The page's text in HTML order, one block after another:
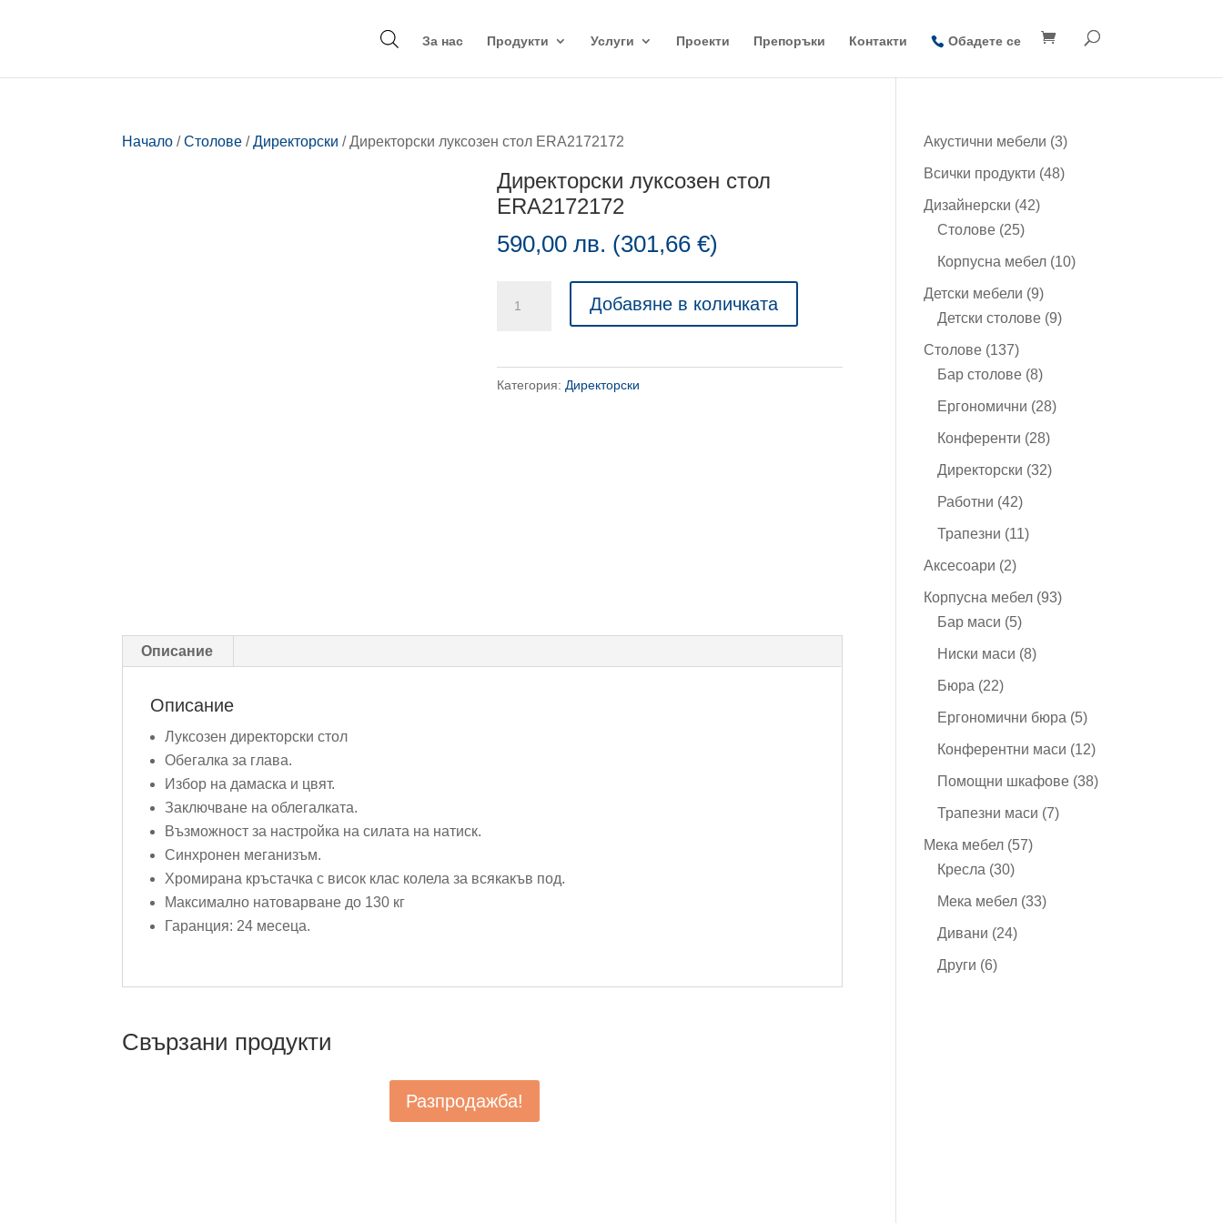
За нас Продукти Услуги Проекти Препоръки Контакти Обадете се
Начало /Столове /Директорски / Директорски луксозен стол ERA2172172
Директорски луксозен стол
ERA2172172
590,00лв. (301,66€)
луксозен
стол
Добавяне в количката
Категория: Директорски
Описание
Описание
Луксозен директорски стол
Обегалка за глава.
Избор на дамаска и цвят.
Заключване на облегалката.
Възможност за настройка на силата на натиск.
Синхронен меганизъм.
Хромирана кръстачка с висок клас колела за всякакъв под.
Максимално натоварване до 130 кг
Гаранция: 24 месеца.
Свързани продукти
Разпродажба!
Акустични мебели 33
продукта
Всички продукти 4848
Дизайнерски 4242
Столове 2525
продукта
Корпусна мебел 1010
Детски мебели 99
продукта
Детски столове 99
Столове 137137
продукта
Бар столове 88
продукта
Ергономични 2828
Конференти 2828
продукта
Директорски 3232
Работни 4242
продукта
Трапезни 1111
Аксесоари 22
продукта
Корпусна мебел 9393
Бар маси 55
продукта
Ниски маси 88
Бюра 2222
продукта
Ергономични бюра 55
продукта
Конферентни маси 1212
продукта
Помощни шкафове 3838
Трапезни маси 77
Мека мебел 5757
Кресла 3030
продукта
Мека мебел 3333
Дивани 2424
Други 66